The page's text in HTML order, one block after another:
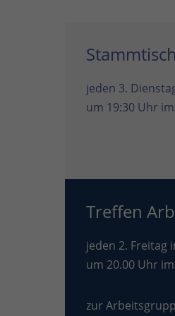
Stammtisch
jeden 3.
um 19:30 Uhr im
Treffen
jeden 2. Freitag
um 20.00 Uhr
zur